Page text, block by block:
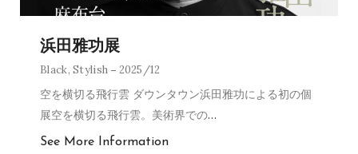
浜田雅功展
Black,Stylish 2025/12
空を横切る飛行雲 ダウンタウン浜田雅功による初の個
展空を横切る飛行雲。美術界での…
See More Information